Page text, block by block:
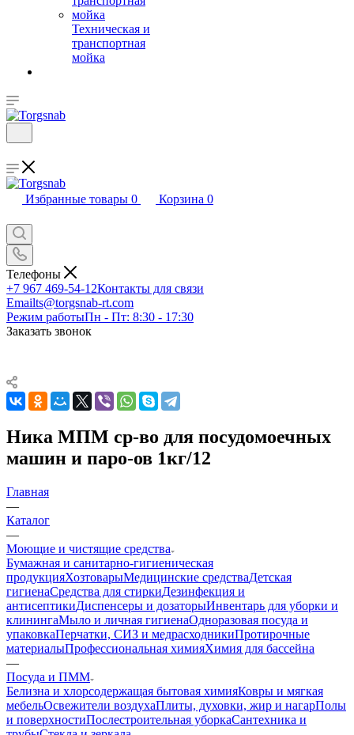
Техническая и
транспортная
мойка
Избранные товары 0 Корзина 0
Телефоны
+7 967 469-54-12Контакты для связи
Emailts@torgsnab-rt.com
Режим работыПн - Пт: 8:30 - 17:30
Заказать звонок
Ника МПМ ср-во для посудомоечных
машин и паро-ов 1кг/12
Главная
—
Каталог
—
Моющие и чистящие средства
Бумажная и санитарно-гигиеническая
продукцияХозтоварыМедицинские средстваДетская
гигиенаСредства для стиркиДезинфекция и
антисептикиДиспенсеры и дозаторыИнвентарь для уборки и
клинингаМыло и личная гигиенаОдноразовая посуда и
упаковкаПерчатки, СИЗ и медрасходникиПротирочные
материалыПрофессиональная химияХимия для бассейна
—
Посуда и ПММ
Белизна и хлорсодержащая бытовая химияКовры и мягкая
мебельОсвежители воздухаПлиты, духовки, жир и нагарПолы
и поверхностиПослестроительная уборкаСантехника и